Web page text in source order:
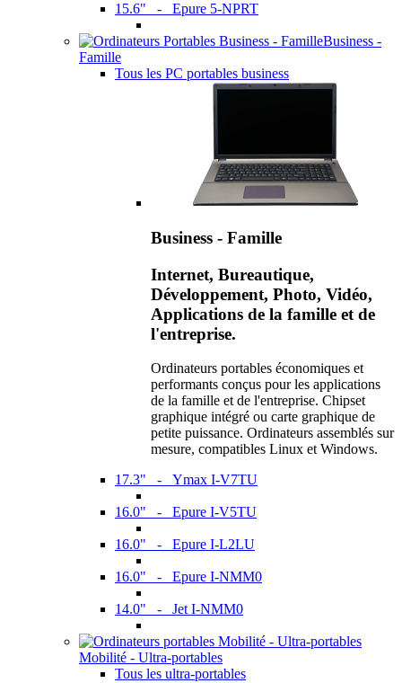
15.6" - Epure 5-NPRT
Business -
Famille
Tous les PC portables business
Business - Famille
Internet, Bureautique,
Développement, Photo, Vidéo,
Applications de la famille et de
l'entreprise.
Ordinateurs portables économiques et
performants conçus pour les applications
de la famille et de l'entreprise. Chipset
graphique intégré ou carte graphique de
petite puissance. Ordinateurs assemblés sur
mesure, compatibles Linux et Windows.
17.3" - Ymax I-V7TU
16.0" - Epure I-V5TU
16.0" - Epure I-L2LU
16.0" - Epure I-NMM0
14.0" - Jet I-NMM0
Mobilité - Ultra-portables
Tous les ultra-portables